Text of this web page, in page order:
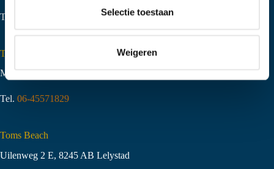
i
Selectie toestaan
Weigeren
Tel.
Toms Creek Appeltern
Molenstraat 10,6629 KJ Appeltern
Tel. 06-45571829
Toms Beach
Uilenweg 2 E, 8245 AB Lelystad